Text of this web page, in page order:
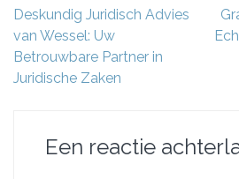
Berichtnavigatie
Deskundig Juridisch Advies
van Wessel: Uw
Betrouwbare Partner in
Juridische Zaken
Een reactie